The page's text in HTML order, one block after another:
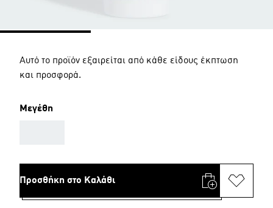
Αυτό το προϊόν εξαιρείται από κάθε είδους έκπτωση
και προσφορά.
Μεγέθη
Προσθήκη στο Καλάθι